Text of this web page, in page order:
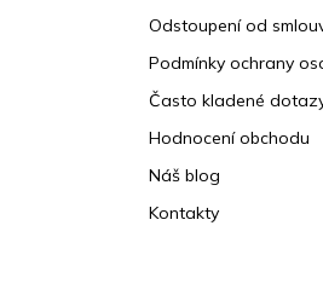
Odstoupení od
Podmínky ochrany
Často kladené
Hodnocení obchodu
Náš blog
Kontakty